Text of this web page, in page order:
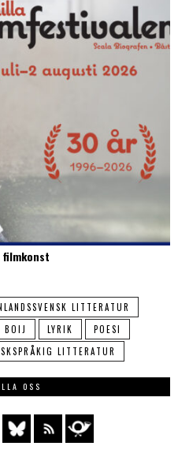
LITTERATUR
BOIJ LYRIK
POESI
LITTERATUR
OSS